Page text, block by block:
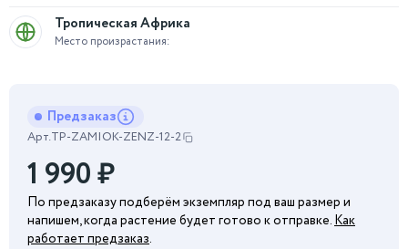
Место произрастания:
Тропическая Африка
Предзаказ
Арт.TP-ZAMIOK-ZENZ-12-2
1 990₽
По предзаказу подберём экземпляр под ваш размер и
напишем, когда растение будет готово к отправке. Как
работает предзаказ.